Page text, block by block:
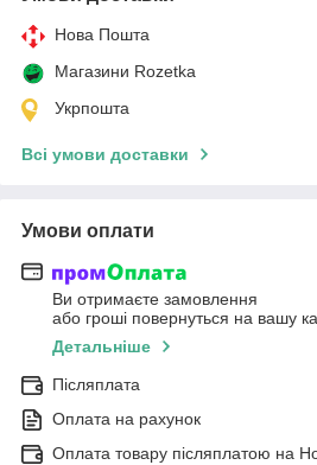
Нова Пошта
Магазини Rozetka
Укрпошта
Всі умови доставки
Умови оплати
Ви отримаєте замовлення
або гроші повернуться на вашу
Детальніше
Післяплата
Оплата на рахунок
Оплата товару післяплатою на